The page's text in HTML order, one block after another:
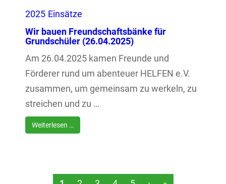
2025 Einsätze
Wir bauen Freundschaftsbänke für
Grundschüler (26.04.2025)
Am 26.04.2025 kamen Freunde und
Förderer rund um abenteuer HELFEN e.V.
zusammen, um gemeinsam zu werkeln, zu
streichen und zu …
Weiterlesen …